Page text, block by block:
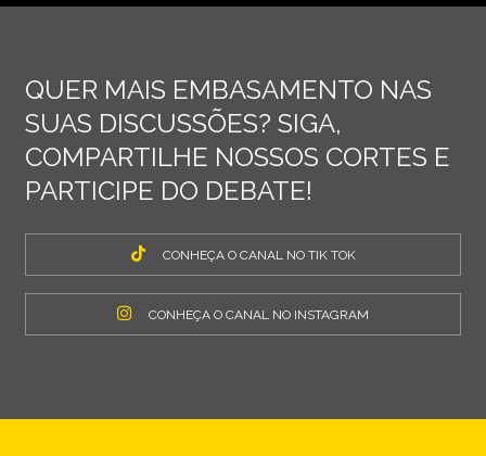
QUER MAIS EMBASAMENTO NAS
SUAS DISCUSSÕES? SIGA,
COMPARTILHE NOSSOS CORTES E
PARTICIPE DO DEBATE!
CONHEÇA O CANAL NO TIK TOK
CONHEÇA O CANAL NO INSTAGRAM